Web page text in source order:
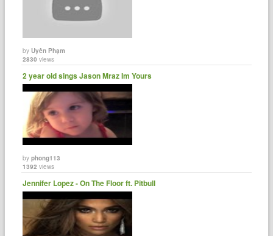
byUyên Phạm
2830 views
2 year old sings Jason Mraz Im Yours
byphong113
1392 views
Jennifer Lopez - On The Floor ft. Pitbull